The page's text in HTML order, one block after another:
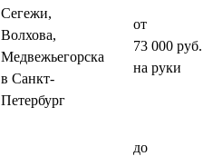
Сегежи,
Волхова,
Медвежьегорска
в Санкт-
Петербург
от
73 000 руб.
на руки
до